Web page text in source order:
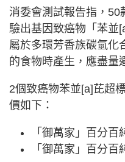
消委會測試報告指，50
驗出基因致癌物「苯並
屬於多環芳香族碳氫化
的食物時產生，應盡量
2個致癌物苯並[a]芘超
價如下：
「御萬家」百分
「御萬家」百分